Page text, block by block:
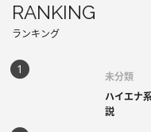
RANKING
ランキング
未分類
ハイエナ
説